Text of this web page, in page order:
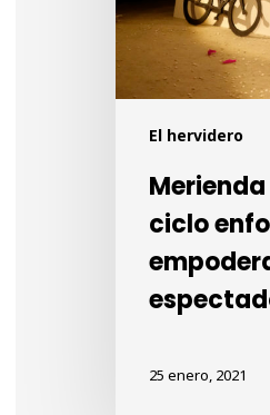
El hervidero
enfocado
empoderamiento
espectador
ciclo
25 enero, 2021